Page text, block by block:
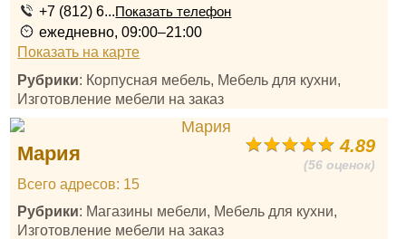
+7 (812) 6...Показать телефон
ежедневно, 09:00–21:00
Показать на карте
Рубрики: Корпусная мебель, Мебель для кухни,
Изготовление мебели на заказ
4.89
(56 оценок)
Мария
Всего адресов: 15
Рубрики: Магазины мебели, Мебель для кухни,
Изготовление мебели на заказ